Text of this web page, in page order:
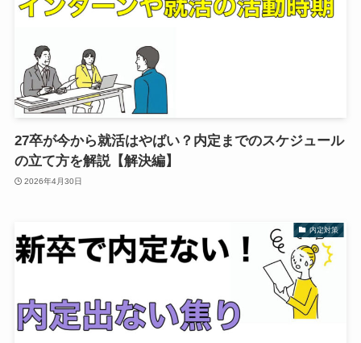
27卒が今から就活はやばい？内定までのスケジュール
の立て方を解説【解決編】
2026年4月30日
内定対策